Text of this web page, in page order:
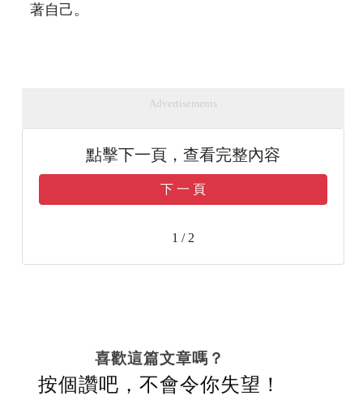
著自己。
Advertisements
點擊下一頁，查看完整內容
下 一 頁
1 / 2
喜歡這篇文章嗎？
按個讚吧，不會令你失望！